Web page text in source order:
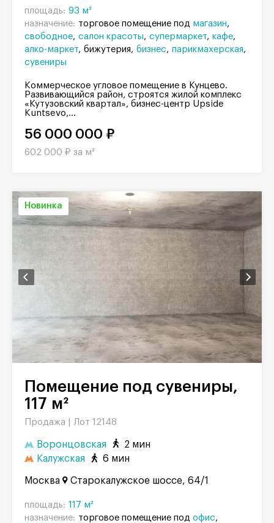
площадь: 93 м²
назначение: торговое помещение под магазин
свободное салон красоты супермаркет кафе
алко-маркет бижутерия бизнес
парикмахерская
сувениры
Коммерческое угловое помещение в Кунцево.
Развивающийся район, строятся жилой комплекс
«Кутузовский квартал», бизнес-центр Upside
Kuntsevo,...
56 000 000 ₽
602 000 ₽ за м²
Новинка
Помещение под сувениры,
117 м²
Продажа | Лот 12148
Воронцовская
2 мин
Калужская
6 мин
Москва Старокалужское шоссе, 64/1
площадь: 117 м²
назначение: торговое помещение под офис